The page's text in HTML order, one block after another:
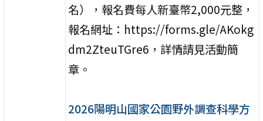
名），報名費每人新臺幣2,000元整，
報名網址：https://forms.gle/AKokg
dm2ZteuTGre6，詳情請見活動簡
章。
2026陽明山國家公園野外調查科學方